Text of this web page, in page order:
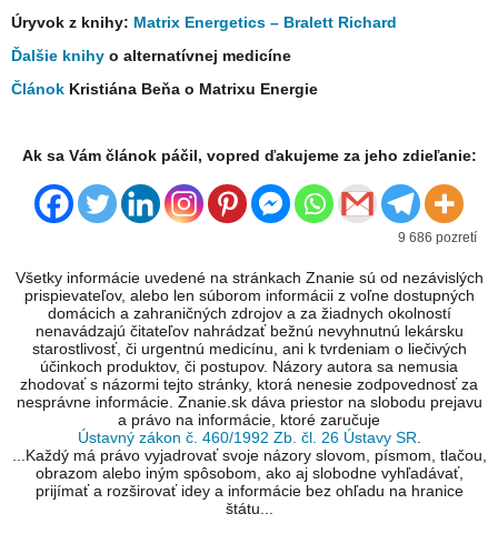
Úryvok z knihy: Matrix Energetics – Bralett Richard
Ďalšie knihy o alternatívnej medicíne
Článok Kristiána Beňa o Matrixu Energie
Ak sa Vám článok páčil, vopred ďakujeme za jeho zdieľanie:
9 686 pozretí
Všetky informácie uvedené na stránkach Znanie sú od nezávislých
prispievateľov, alebo len súborom informácii z voľne dostupných
domácich a zahraničných zdrojov a za žiadnych okolností
nenavádzajú čitateľov nahrádzať bežnú nevyhnutnú lekársku
starostlivosť, či urgentnú medicínu, ani k tvrdeniam o liečivých
účinkoch produktov, či postupov. Názory autora sa nemusia
zhodovať s názormi tejto stránky, ktorá nenesie zodpovednosť za
nesprávne informácie. Znanie.sk dáva priestor na slobodu prejavu
a právo na informácie, ktoré zaručuje
Ústavný zákon č. 460/1992 Zb. čl. 26 Ústavy SR
...Každý má právo vyjadrovať svoje názory slovom, písmom, tlačou,
obrazom alebo iným spôsobom, ako aj slobodne vyhľadávať,
prijímať a rozširovať idey a informácie bez ohľadu na hranice
štátu...